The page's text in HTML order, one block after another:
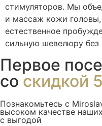
стимуляторов. Мы
и массаж кожи
естественное
сильную шевелюру без
Первое
со скидкой
Познакомьтесь с
высоком качестве
с выгодой